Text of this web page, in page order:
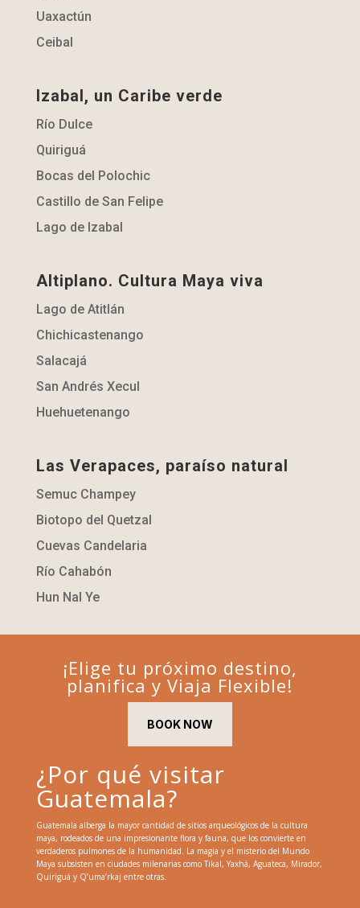
Uaxactún
Ceibal
Izabal, un Caribe verde
Río Dulce
Quiriguá
Bocas del Polochic
Castillo de San Felipe
Lago de Izabal
Altiplano. Cultura Maya viva
Lago de Atitlán
Chichicastenango
Salacajá
San Andrés Xecul
Huehuetenango
Las Verapaces, paraíso natural
Semuc Champey
Biotopo del Quetzal
Cuevas Candelaria
Río Cahabón
Hun Nal Ye
¡Elige tu próximo destino,
planifica y Viaja Flexible!
BOOK NOW
¿Por qué visitar
Guatemala?
Guatemala alberga la mayor cantidad de sitios arqueológicos de la cultura
maya, rodeados de una impresionante flora y fauna, que los convierte en
verdaderos pulmones de la humanidad. La magia y el misterio del Mundo
Maya subsisten en ciudades milenarias como Tikal, Yaxhá, Aguateca, Mirador,
Quiriguá y Q’uma’rkaj entre otras.